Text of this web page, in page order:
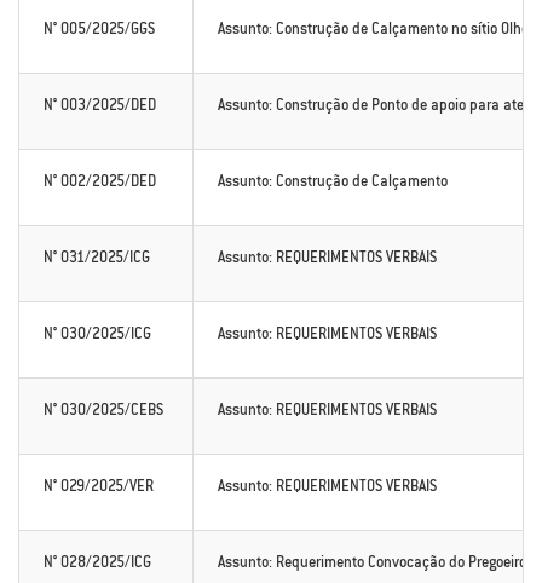
N° 005/2025/GGS Assunto: Construção de Calçamento no sítio Olho
N° 003/2025/DED Assunto: Construção de Ponto de apoio para
N° 002/2025/DED Assunto: Construção de Calçamento
N° 031/2025/ICG Assunto: REQUERIMENTOS VERBAIS
N° 030/2025/ICG Assunto: REQUERIMENTOS VERBAIS
N° 030/2025/CEBS Assunto: REQUERIMENTOS VERBAIS
N° 029/2025/VER Assunto: REQUERIMENTOS VERBAIS
N° 028/2025/ICG Assunto: Requerimento Convocação do Pregoeiro